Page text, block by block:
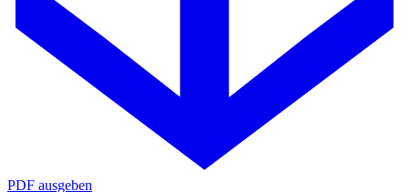
PDF ausgeben